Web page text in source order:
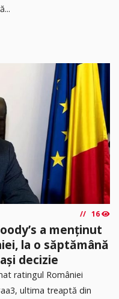
16
a menținut
la o săptămână
decizie
ratingul României
ultima treaptă din